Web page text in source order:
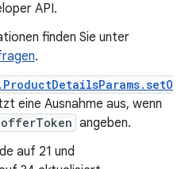
API.
finden Sie unter
.
eine Ausnahme aus, wenn
offerToken angeben.
auf 21 und